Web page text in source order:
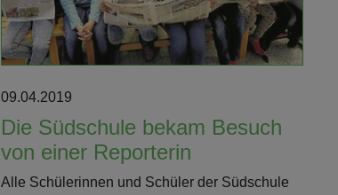
09.04.2019
Die Südschule bekam Besuch
von einer Reporterin
Alle Schülerinnen und Schüler der Südschule